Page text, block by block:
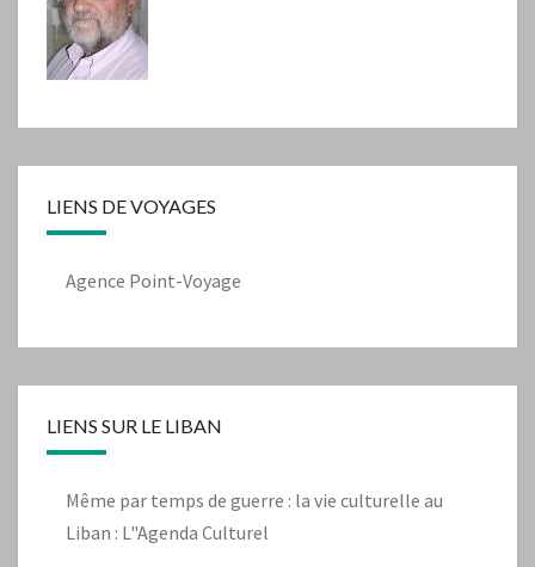
LIENS DE VOYAGES
Agence Point-Voyage
LIENS SUR LE LIBAN
Même par temps de guerre : la vie culturelle au
Liban : L"Agenda Culturel